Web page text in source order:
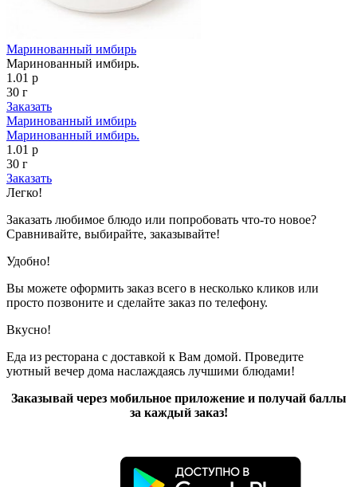
Маринованный имбирь
Маринованный имбирь.
1.01 р
30 г
Заказать
Маринованный имбирь
Маринованный имбирь.
1.01 р
30 г
Заказать
Легко!
Заказать любимое блюдо или попробовать что-то новое?
Сравнивайте, выбирайте, заказывайте!
Удобно!
Вы можете оформить заказ всего в несколько кликов или
просто позвоните и сделайте заказ по телефону.
Вкусно!
Еда из ресторана с доставкой к Вам домой. Проведите
уютный вечер дома наслаждаясь лучшими блюдами!
Заказывай через мобильное приложение и получай баллы
за каждый заказ!